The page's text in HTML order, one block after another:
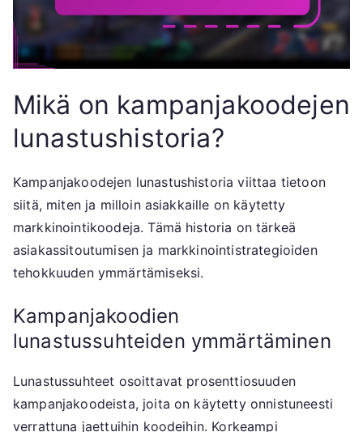
Mikä on kampanjakoodejen
lunastushistoria?
Kampanjakoodejen lunastushistoria viittaa tietoon
siitä, miten ja milloin asiakkaille on käytetty
markkinointikoodeja. Tämä historia on tärkeä
asiakassitoutumisen ja markkinointistrategioiden
tehokkuuden ymmärtämiseksi.
Kampanjakoodien
lunastussuhteiden ymmärtäminen
Lunastussuhteet osoittavat prosenttiosuuden
kampanjakoodeista, joita on käytetty onnistuneesti
verrattuna jaettuihin koodeihin. Korkeampi